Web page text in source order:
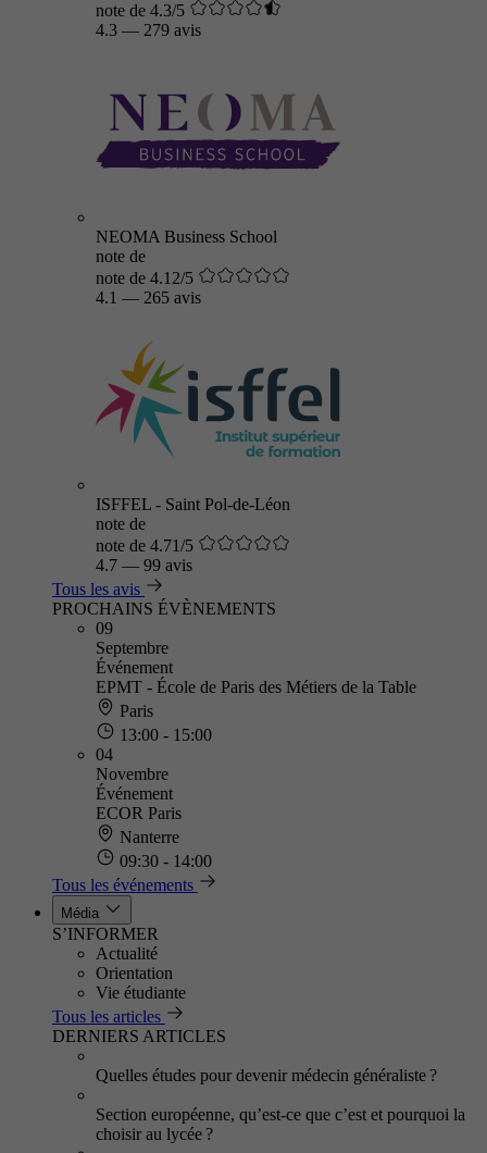
note de 4.3/5
4.3 — 279 avis
NEOMA Business School
note de
note de 4.12/5
4.1 — 265 avis
ISFFEL - Saint Pol-de-Léon
note de
note de 4.71/5
4.7 — 99 avis
Tous les avis
PROCHAINS ÉVÈNEMENTS
09
Septembre
Événement
EPMT - École de Paris des Métiers de la Table
Paris
13:00 - 15:00
04
Novembre
Événement
ECOR Paris
Nanterre
09:30 - 14:00
Tous les événements
Média
S’INFORMER
Actualité
Orientation
Vie étudiante
Tous les articles
DERNIERS ARTICLES
Quelles études pour devenir médecin généraliste ?
Section européenne, qu’est-ce que c’est et pourquoi la
choisir au lycée ?